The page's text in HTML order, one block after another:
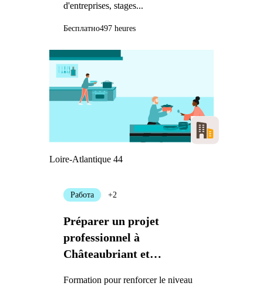
d'entreprises, stages...
Бесплатно497 heures
Loire-Atlantique 44
Préparer un projet
professionnel à
Châteaubriant et
Formation pour renforcer le niveau
Работа +2